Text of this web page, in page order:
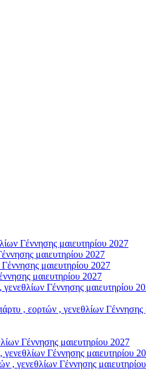
Γέννησης μαιευτηρίου 2027
μαιευτηρίου 2027
μαιευτηρίου 2027
μαιευτηρίου 2027
Γέννησης μαιευτηρίου
, εορτών , γενεθλίων Γέννησης
Γέννησης μαιευτηρίου 2027
Γέννησης μαιευτηρίου
γενεθλίων Γέννησης